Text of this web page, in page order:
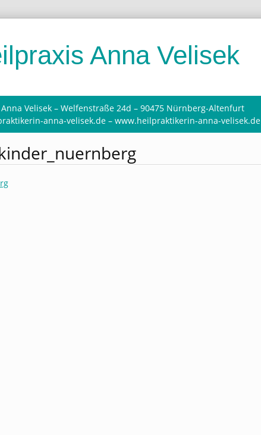
Anna Velisek
Velisek – Welfenstraße 24d – 90475 Nürnberg-Altenfurt
anna-velisek.de – www.heilpraktikerin-anna-velisek.de